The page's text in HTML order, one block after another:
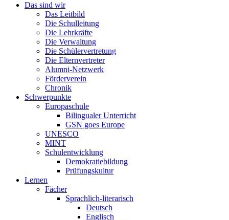
Das sind wir
Das Leitbild
Die Schulleitung
Die Lehrkräfte
Die Verwaltung
Die Schülervertretung
Die Elternvertreter
Alumni-Netzwerk
Förderverein
Chronik
Schwerpunkte
Europaschule
Bilingualer Unterricht
GSN goes Europe
UNESCO
MINT
Schulentwicklung
Demokratiebildung
Prüfungskultur
Lernen
Fächer
Sprachlich-literarisch
Deutsch
Englisch